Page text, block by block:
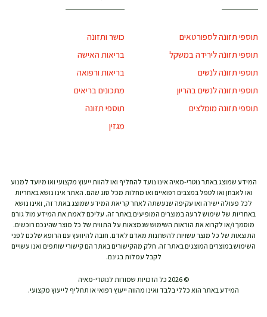
תוספי תזונה לספורטאים
תוספי תזונה לירידה במשקל
תוספי תזונה לנשים
תוספי תזונה לנשים בהריון
תוספי תזונה מומלצים
כושר ותזונה
בריאות האישה
בריאות ורפואה
מתכונים בריאים
תוספי תזונה
מגזין
המידע שמוצג באתר נוטרי-מאיה אינו נועד להחליף ואו להוות ייעוץ מקצועי ואו מיועד למנוע
ואו לאבחן ואו לטפל במצבים רפואיים ואו מחלות מכל סוג שהם. האתר אינו נושא באחריות
לכל פעולה ישירה ואו עקיפה שנעשתה לאחר קריאת המידע שמוצג באתר זה, ואינו נושא
באחריות של שימוש לרעה במוצרים המופיעים באתר זה. עליכם לאמת את המידע מול גורם
מוסמך ו/או לקרוא את הוראות השימוש שנמצאות על התווית של כל מוצר שהינכם רוכשים.
התוצאות של כל מוצר עשויות להשתנות מאדם לאדם. חובה להיוועץ עם הרופא שלכם לפני
השימוש במוצרים המוצגים באתר זה. חלק מהקישורים באתר הם קישורי שותפים ואנו עשויים
לקבל עמלות בגינם.
© 2026 כל הזכויות שמורות לנוטרי-מאיה
המידע באתר הוא כללי בלבד ואינו מהווה ייעוץ רפואי או תחליף לייעוץ מקצועי.